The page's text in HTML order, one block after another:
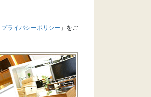
プライバシーポリシー 」をご